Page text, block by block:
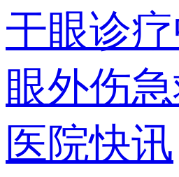
干眼诊
眼外伤
医院快讯